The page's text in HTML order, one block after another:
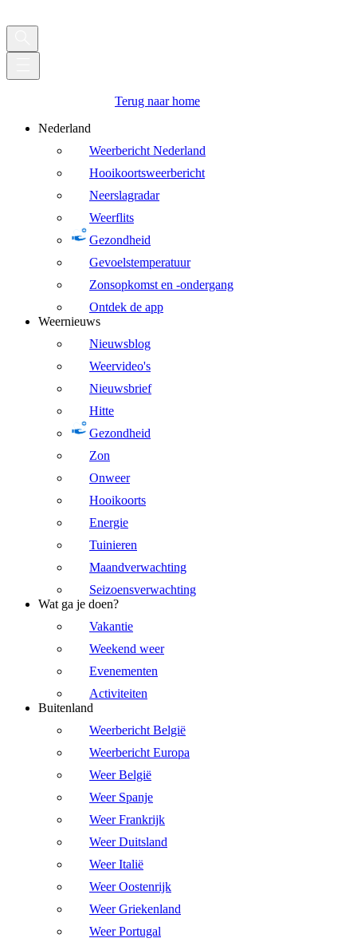
Terug naar home
Nederland
Weerbericht Nederland
Hooikoortsweerbericht
Neerslagradar
Weerflits
Gezondheid
Gevoelstemperatuur
Zonsopkomst en -ondergang
Ontdek de app
Weernieuws
Nieuwsblog
Weervideo's
Nieuwsbrief
Hitte
Gezondheid
Zon
Onweer
Hooikoorts
Energie
Tuinieren
Maandverwachting
Seizoensverwachting
Wat ga je doen?
Vakantie
Weekend weer
Evenementen
Activiteiten
Buitenland
Weerbericht België
Weerbericht Europa
Weer België
Weer Spanje
Weer Frankrijk
Weer Duitsland
Weer Italië
Weer Oostenrijk
Weer Griekenland
Weer Portugal